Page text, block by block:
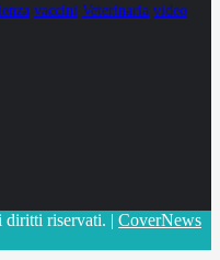
vaccini Veterinaria video
riservati. | CoverNews